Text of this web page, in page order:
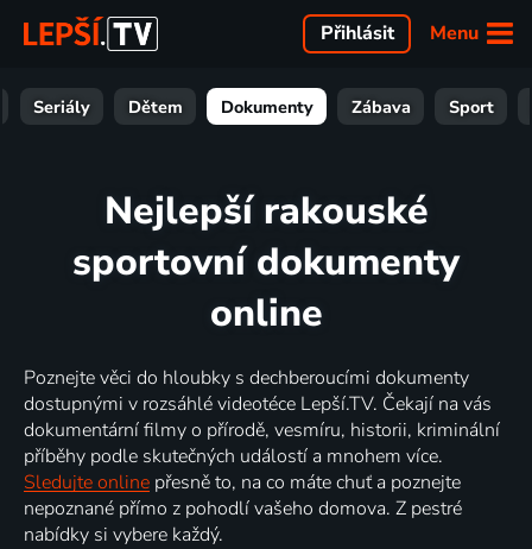
Menu
Přihlásit
Seriály Dětem Dokumenty Zábava Sport
Nejlepší rakouské
sportovní dokumenty
online
Poznejte věci do hloubky s dechberoucími dokumenty
dostupnými v rozsáhlé videotéce Lepší.TV. Čekají na vás
dokumentární filmy o přírodě, vesmíru, historii, kriminální
příběhy podle skutečných událostí a mnohem více.
Sledujte online přesně to, na co máte chuť a poznejte
nepoznané přímo z pohodlí vašeho domova. Z pestré
nabídky si vybere každý.